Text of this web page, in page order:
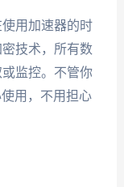
用加速器的时
技术，所有数
监控。不管你
用，不用担心